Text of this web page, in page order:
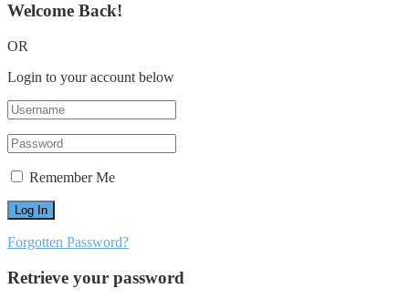
Welcome Back!
OR
Login to your account below
Remember Me
Forgotten Password?
Retrieve your password